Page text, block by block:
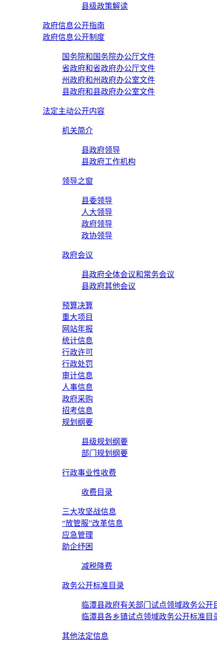
县级政策解读
政府信息公开指南
政府信息公开制度
国务院和国务院办公厅文件
省政府和省政府办公厅文件
州政府和州政府办公室文件
县政府和县政府办公室文件
法定主动公开内容
机关简介
县政府领导
县政府工作机构
领导之窗
县委领导
人大领导
政府领导
政协领导
政府会议
县政府全体会议和常务会议
县政府其他会议
预算决算
重大项目
网站年报
统计信息
行政许可
行政处罚
审计信息
人事信息
政府采购
招考信息
规划纲要
县级规划纲要
部门规划纲要
行政事业性收费
收费目录
三大攻坚战信息
“放管服”改革信息
应急管理
助企纾困
减税降费
政务公开标准目录
临潭县政府有关部门试点领域政务公开
临潭县各乡镇试点领域政务公开标准目
其他法定信息